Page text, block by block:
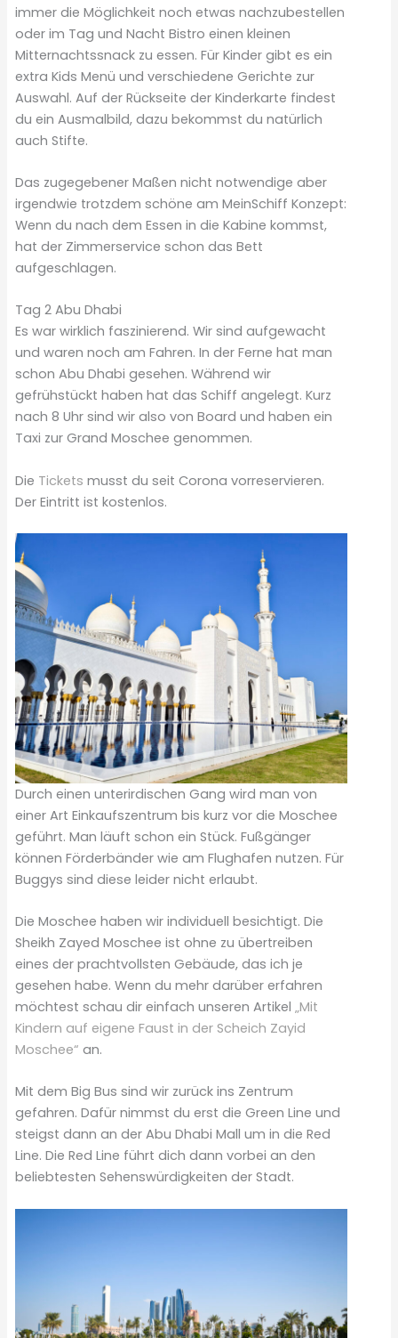
immer die Möglichkeit noch etwas nachzubestellen
oder im Tag und Nacht Bistro einen kleinen
Mitternachtssnack zu essen. Für Kinder gibt es ein
extra Kids Menü und verschiedene Gerichte zur
Auswahl. Auf der Rückseite der Kinderkarte findest
du ein Ausmalbild, dazu bekommst du natürlich
auch Stifte.
Das zugegebener Maßen nicht notwendige aber
irgendwie trotzdem schöne am MeinSchiff Konzept:
Wenn du nach dem Essen in die Kabine kommst,
hat der Zimmerservice schon das Bett
aufgeschlagen.
Tag 2 Abu Dhabi
Es war wirklich faszinierend. Wir sind aufgewacht
und waren noch am Fahren. In der Ferne hat man
schon Abu Dhabi gesehen. Während wir
gefrühstückt haben hat das Schiff angelegt. Kurz
nach 8 Uhr sind wir also von Board und haben ein
Taxi zur Grand Moschee genommen.
Die Tickets musst du seit Corona vorreservieren.
Der Eintritt ist kostenlos.
Durch einen unterirdischen Gang wird man von
einer Art Einkaufszentrum bis kurz vor die Moschee
geführt. Man läuft schon ein Stück. Fußgänger
können Förderbänder wie am Flughafen nutzen. Für
Buggys sind diese leider nicht erlaubt.
Die Moschee haben wir individuell besichtigt. Die
Sheikh Zayed Moschee ist ohne zu übertreiben
eines der prachtvollsten Gebäude, das ich je
gesehen habe. Wenn du mehr darüber erfahren
möchtest schau dir einfach unseren Artikel„Mit
Kindern auf eigene Faust in der Scheich Zayid
Moschee“ an.
Mit dem Big Bus sind wir zurück ins Zentrum
gefahren. Dafür nimmst du erst die Green Line und
steigst dann an der Abu Dhabi Mall um in die Red
Line. Die Red Line führt dich dann vorbei an den
beliebtesten Sehenswürdigkeiten der Stadt.